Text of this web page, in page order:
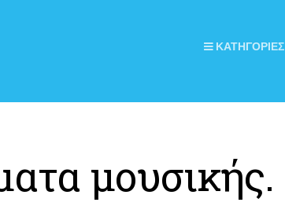
ΚΑΤΗΓΟΡΙΕΣ
μουσικής.